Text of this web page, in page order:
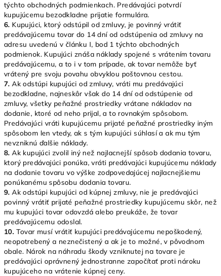
týchto obchodných podmienkach. Predávajúci potvrdí
kupujúcemu bezodkladne prijatie formulára.
6. Kupujúci, ktorý odstúpil od zmluvy, je povinný vrátiť
predávajúcemu tovar do 14 dní od odstúpenia od zmluvy na
adresu uvedenú v článku I, bod 1 týchto obchodných
podmienok. Kupujúci znáša náklady spojené s vrátením tovaru
predávajúcemu, a to i v tom prípade, ak tovar nemôže byť
vrátený pre svoju povahu obvyklou poštovnou cestou.
7. Ak odstúpi kupujúci od zmluvy, vráti mu predávajúci
bezodkladne, najneskôr však do 14 dní od odstúpenie od
zmluvy, všetky peňažné prostriedky vrátane nákladov na
dodanie, ktoré od neho prijal, a to rovnakým spôsobom.
Predávajúci vráti kupujúcemu prijaté peňažné prostriedky iným
spôsobom len vtedy, ak s tým kupujúci súhlasí a ak mu tým
nevzniknú ďalšie náklady.
8. Ak kupujúci zvolil iný než najlacnejší spôsob dodania tovaru,
ktorý predávajúci ponúka, vráti predávajúci kupujúcemu náklady
na dodanie tovaru vo výške zodpovedajúcej najlacnejšiemu
ponúkanému spôsobu dodania tovaru.
9. Ak odstúpi kupujúci od kúpnej zmluvy, nie je predávajúci
povinný vrátiť prijaté peňažné prostriedky kupujúcemu skôr, než
mu kupujúci tovar odovzdá alebo preukáže, že tovar
predávajúcemu odoslal.
10. Tovar musí vrátiť kupujúci predávajúcemu nepoškodený,
neopotrebený a neznečistený a ak je to možné, v pôvodnom
obale. Nárok na náhradu škody vzniknutej na tovare je
predávajúci oprávnený jednostranne započítať proti nároku
kupujúceho na vrátenie kúpnej ceny.